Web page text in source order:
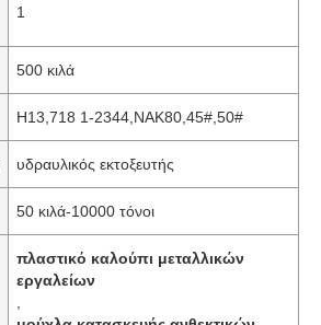
1
500 κιλά
H13,718 1-2344,NAK80,45#,50#
υδραυλικός εκτοξευτής
50 κιλά-10000 τόνοι
πλαστικό καλούπι μεταλλικών
εργαλείων